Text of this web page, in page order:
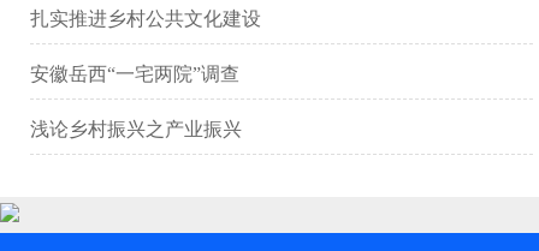
扎实推进乡村公共文化建设
安徽岳西“一宅两院”调查
浅论乡村振兴之产业振兴